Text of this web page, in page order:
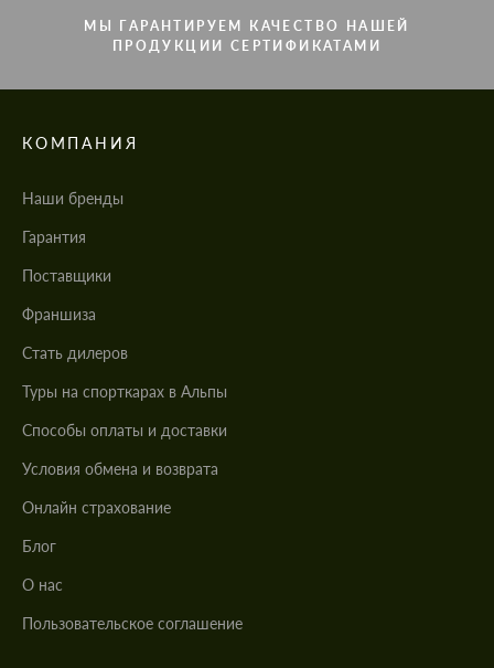
МЫ ГАРАНТИРУЕМ КАЧЕСТВО НАШЕЙ
ПРОДУКЦИИ СЕРТИФИКАТАМИ
КОМПАНИЯ
Наши бренды
Гарантия
Поставщики
Франшиза
Стать дилеров
Туры на спорткарах в Альпы
Cпособы оплаты и доставки
Условия обмена и возврата
Онлайн страхование
Блог
О нас
Пользовательское соглашение